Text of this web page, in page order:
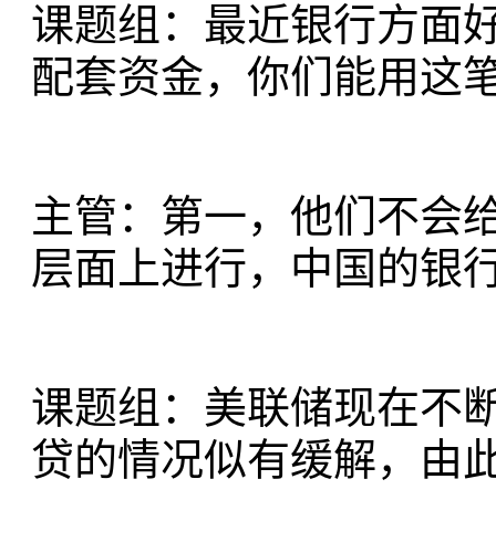
课题组：最近银行方面
配套资金，你们能用这
主管：第一，他们不会
层面上进行，中国的银
课题组：美联储现在不
贷的情况似有缓解，由